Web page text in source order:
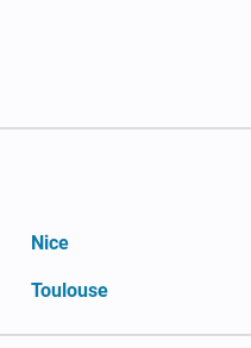
Nice
Toulouse